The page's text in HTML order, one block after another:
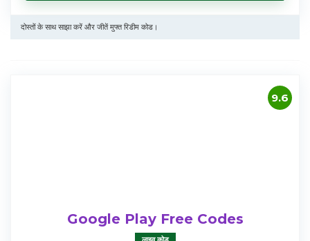
दोस्तों के साथ साझा करें और जीतें मुफ्त रिडीम कोड।
9.6
Google Play Free Codes